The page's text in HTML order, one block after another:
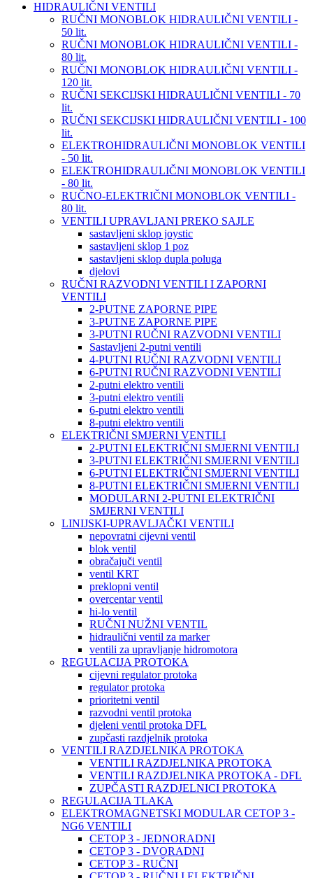
HIDRAULIČNI VENTILI
RUČNI MONOBLOK HIDRAULIČNI VENTILI -
50 lit.
RUČNI MONOBLOK HIDRAULIČNI VENTILI -
80 lit.
RUČNI MONOBLOK HIDRAULIČNI VENTILI -
120 lit.
RUČNI SEKCIJSKI HIDRAULIČNI VENTILI - 70
lit.
RUČNI SEKCIJSKI HIDRAULIČNI VENTILI - 100
lit.
ELEKTROHIDRAULIČNI MONOBLOK VENTILI
- 50 lit.
ELEKTROHIDRAULIČNI MONOBLOK VENTILI
- 80 lit.
RUČNO-ELEKTRIČNI MONOBLOK VENTILI -
80 lit.
VENTILI UPRAVLJANI PREKO SAJLE
sastavljeni sklop joystic
sastavljeni sklop 1 poz
sastavljeni sklop dupla poluga
djelovi
RUČNI RAZVODNI VENTILI I ZAPORNI
VENTILI
2-PUTNE ZAPORNE PIPE
3-PUTNE ZAPORNE PIPE
3-PUTNI RUČNI RAZVODNI VENTILI
Sastavljeni 2-putni ventili
4-PUTNI RUČNI RAZVODNI VENTILI
6-PUTNI RUČNI RAZVODNI VENTILI
2-putni elektro ventili
3-putni elektro ventili
6-putni elektro ventili
8-putni elektro ventili
ELEKTRIČNI SMJERNI VENTILI
2-PUTNI ELEKTRIČNI SMJERNI VENTILI
3-PUTNI ELEKTRIČNI SMJERNI VENTILI
6-PUTNI ELEKTRIČNI SMJERNI VENTILI
8-PUTNI ELEKTRIČNI SMJERNI VENTILI
MODULARNI 2-PUTNI ELEKTRIČNI
SMJERNI VENTILI
LINIJSKI-UPRAVLJAČKI VENTILI
nepovratni cijevni ventil
blok ventil
obračajuči ventil
ventil KRT
preklopni ventil
overcentar ventil
hi-lo ventil
RUČNI NUŽNI VENTIL
hidraulični ventil za marker
ventili za upravljanje hidromotora
REGULACIJA PROTOKA
cijevni regulator protoka
regulator protoka
prioritetni ventil
razvodni ventil protoka
djeleni ventil protoka DFL
zupčasti razdjelnik protoka
VENTILI RAZDJELNIKA PROTOKA
VENTILI RAZDJELNIKA PROTOKA
VENTILI RAZDJELNIKA PROTOKA - DFL
ZUPČASTI RAZDJELNICI PROTOKA
REGULACIJA TLAKA
ELEKTROMAGNETSKI MODULAR CETOP 3 -
NG6 VENTILI
CETOP 3 - JEDNORADNI
CETOP 3 - DVORADNI
CETOP 3 - RUČNI